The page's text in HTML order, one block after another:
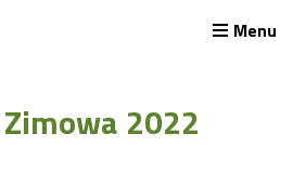
Menu
Zimowa 2022